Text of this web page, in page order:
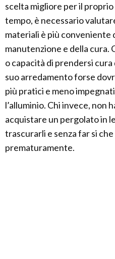
scelta migliore per il
tempo, è necessario
materiali è più conveniente
manutenzione e della cura.
o capacità di prendersi
suo arredamento forse
più pratici e meno
l’alluminio. Chi invece, non
acquistare un pergolato in
trascurarli e senza far si
prematuramente.